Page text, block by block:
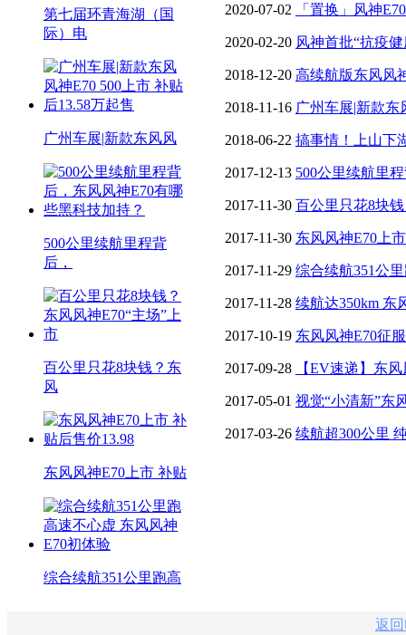
第七届环青海湖（国
际）电
广州车展|新款东风风
500公里续航里程背
后，
百公里只花8块钱？东
风
东风风神E70上市 补贴
综合续航351公里跑高
环湖评测收官：高海拔爬坡
2020-07-02 「置换」风神
【图】
2020-02-20 风神首批“抗疫
发高过滤杀菌汽车
2018-12-20 高续航版东风风
2018-11-16 广州车展|新款东
13.58万起售
2018-06-22 搞事情！上山下
事
2017-12-13 500公里续航里
科技加持？
2017-11-30 百公里只花8块
2017-11-30 东风风神E70上
2017-11-29 综合续航351公
体验
2017-11-28 续航达350km 东
2017-10-19 东风风神E70征
电动汽车挑战赛两项大奖
2017-09-28 【EV速递】东
350公里
2017-05-01 视觉“小清新”东
350km
2017-03-26 续航超300公里
返